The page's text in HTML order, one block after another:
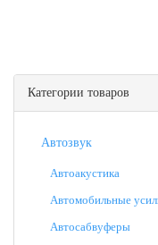
Категории товаров
Автозвук
Автоакустика
Автомобильные
Автосабвуферы